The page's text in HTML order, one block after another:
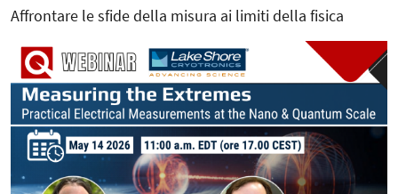
Affrontare le sfide della misura ai limiti della fisica